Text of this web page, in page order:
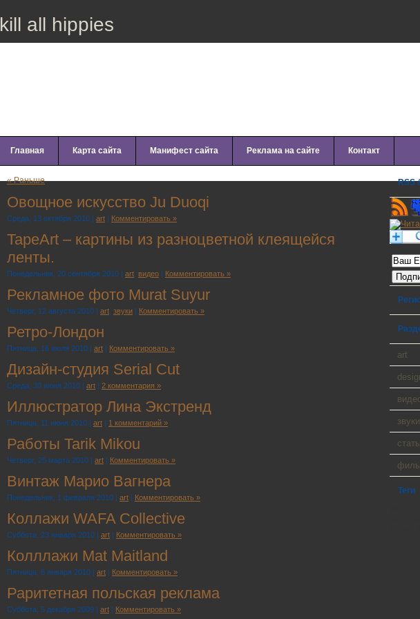
kill all hippies
Главная Карта сайта Манифест сайта Реклама на сайте Контакт
« Раньше
Овощное искусство Ju Duoqi
Среда, 13 октября 2010 | art | Комментировать »
TapeArt – картины из разноцветной клеящейся
ленты.
Понедельник, 20 сентября 2010 | art видео | Комментировать »
Рекламное фото Murat Suyur
Четверг, 12 августа 2010 | art звуки | Комментировать »
Ретро-Лондон
Пятница, 16 июля 2010 | art | Комментировать »
Дизайн-студия Serial Cut
Среда, 30 июня 2010 | art | 2 комментария »
Иллюстратор Лина Экстренд
Пятница, 11 июня 2010 | art | 1 комментарий »
Работы Tarik Mikou
Четверг, 25 марта 2010 | art | Комментировать »
Винтаж Марио Вагнера
Понедельник, 1 февраля 2010 | art | Комментировать »
Коллажи WAFA Collective
Суббота, 23 января 2010 | art | Комментировать »
Колллажи Mat Maitland
Пятница, 8 января 2010 | art | Комментировать »
Раритетная польская реклама
Суббота, 5 декабря 2009 | art | Комментировать »
RSS
art
звуки
Теги